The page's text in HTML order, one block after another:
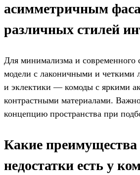
асимметричным
различных стилей
Для минимализма и современного
модели с лаконичными и четкими
и эклектики — комоды с яркими
контрастными материалами.
концепцию пространства при
Какие преимущества
недостатки есть у